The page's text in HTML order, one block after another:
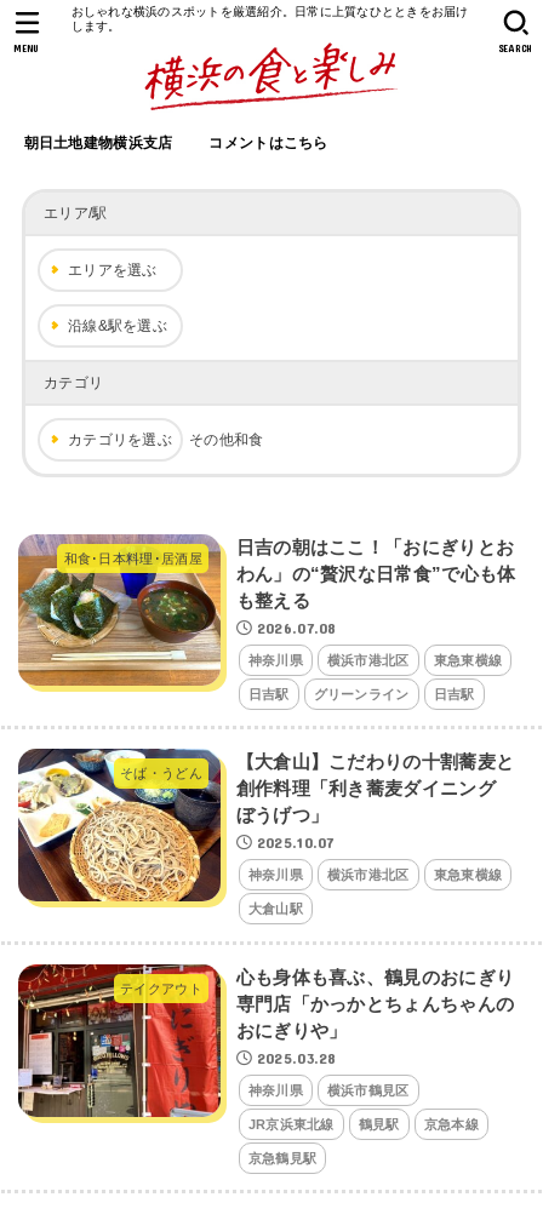
おしゃれな横浜のスポットを厳選紹介。日常に上質なひとときをお届け
します。
朝日土地建物横浜支店 コメントはこちら
SEARCH
MENU
エリア/駅
エリアを選ぶ
沿線&駅を選ぶ
カテゴリ
カテゴリを選ぶ その他和食
和食･日本料理･居酒屋
日吉の朝はここ！「おにぎりとお
わん」の“贅沢な日常食”で心も体
も整える
2026.07.08
神奈川県 横浜市港北区 東急東横線
日吉駅 グリーンライン 日吉駅
そば・うどん
【大倉山】こだわりの十割蕎麦と
創作料理「利き蕎麦ダイニング
ぼうげつ」
2025.10.07
神奈川県 横浜市港北区 東急東横線
大倉山駅
テイクアウト
心も身体も喜ぶ、鶴見のおにぎり
専門店「かっかとちょんちゃんの
おにぎりや」
2025.03.28
神奈川県 横浜市鶴見区
JR京浜東北線 鶴見駅 京急本線
京急鶴見駅